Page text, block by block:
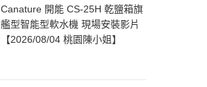
Canature 開能 CS-25H 乾鹽箱旗
艦型智能型軟水機 現場安裝影片
【2026/08/04 桃園陳小姐】